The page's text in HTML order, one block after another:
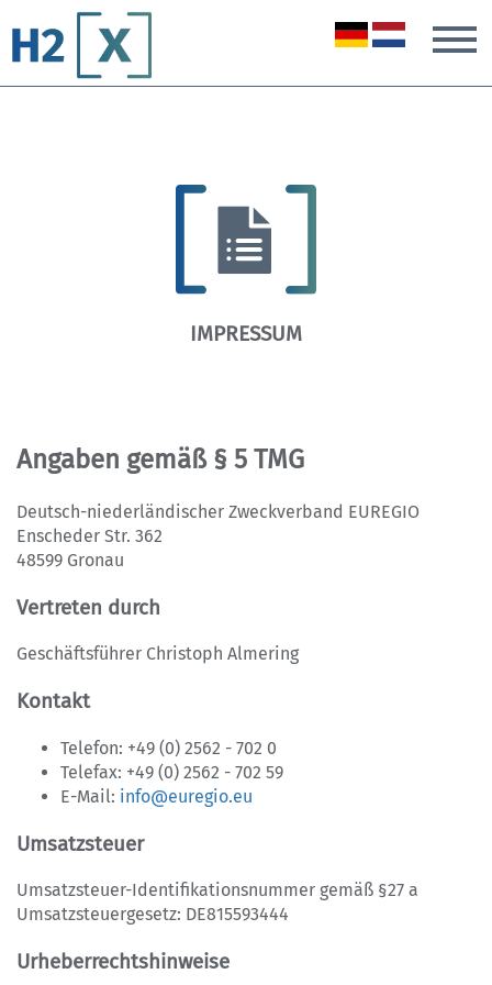
IMPRESSUM
Angaben gemäß § 5 TMG
Deutsch-niederländischer Zweckverband EUREGIO
Enscheder Str. 362
48599 Gronau
Vertreten durch
Geschäftsführer Christoph Almering
Kontakt
Telefon: +49 (0) 2562 - 702 0
Telefax: +49 (0) 2562 - 702 59
E-Mail: info@euregio.eu
Umsatzsteuer
Umsatzsteuer-Identifikationsnummer gemäß §27 a
Umsatzsteuergesetz: DE815593444
Urheberrechtshinweise